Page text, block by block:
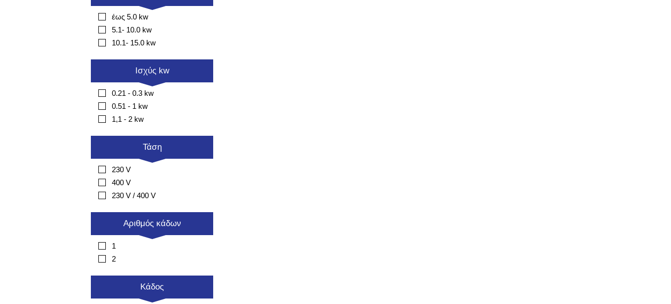
έως 5.0 kw
5.1- 10.0 kw
10.1- 15.0 kw
Ισχύς kw
0.21 - 0.3 kw
0.51 - 1 kw
1,1 - 2 kw
Τάση
230 V
400 V
230 V / 400 V
Αριθμός κάδων
1
2
Κάδος